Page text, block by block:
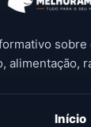
sobre
alimentação,
Início